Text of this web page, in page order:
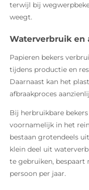
terwijl bij
weegt.
Waterverbruik en
Papieren bekers
tijdens productie en
Daarnaast kan het
afbraakproces
Bij herbruikbare
voornamelijk in het
bestaan grotendeels
klein deel uit
te gebruiken, bespaart
persoon per jaar.